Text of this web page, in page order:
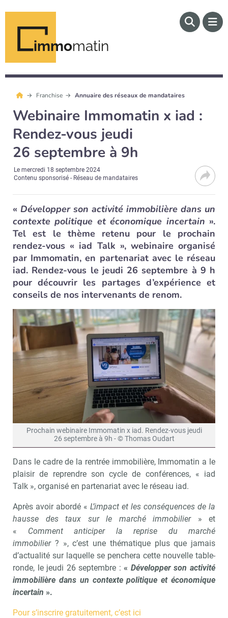
immomatin
Franchise Annuaire des réseaux de mandataires
Webinaire Immomatin x iad :
Rendez-vous jeudi
26 septembre à 9h
Lemercredi 18 septembre 2024
Contenu sponsorisé - Réseau de mandataires
« Développer son activité immobilière dans un
contexte politique et économique incertain ».
Tel est le thème retenu pour le prochain
rendez-vous « iad Talk », webinaire organisé
par Immomatin, en partenariat avec le réseau
iad. Rendez-vous le jeudi 26 septembre à 9 h
pour découvrir les partages d’expérience et
conseils de nos intervenants de renom.
Prochain webinaire Immomatin x iad. Rendez-vous jeudi
26 septembre à 9h - © Thomas Oudart
Dans le cadre de la rentrée immobilière, Immomatin a le
plaisir de reprendre son cycle de conférences, « iad
Talk », organisé en partenariat avec le réseau iad.
Après avoir abordé « L’impact et les conséquences de la
hausse des taux sur le marché immobilier» et
« Comment anticiper la reprise du marché
immobilier? », c’est une thématique plus que jamais
d’actualité sur laquelle se penchera cette nouvelle table-
ronde, le jeudi 26 septembre :« Développer son activité
immobilière dans un contexte politique et économique
incertain ».
Pour s’inscrire gratuitement, c’est ici